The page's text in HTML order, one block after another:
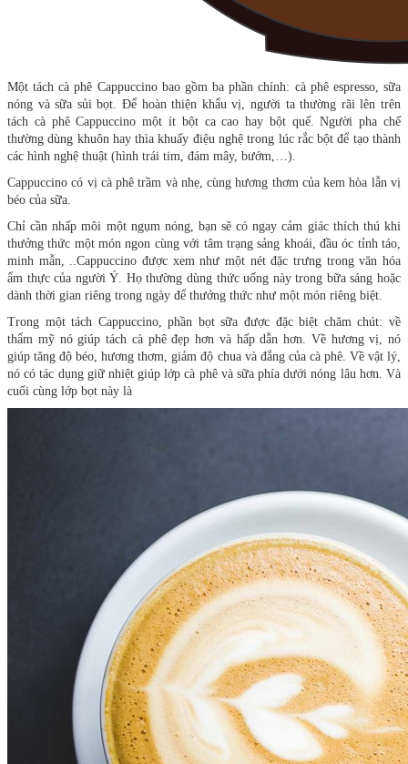
Một tách cà phê Cappuccino bao gồm ba phần chính: cà phê espresso, sữa
nóng và sữa sủi bọt. Để hoàn thiện khẩu vị, người ta thường rãi lên trên
tách cà phê Cappuccino một ít bột ca cao hay bột quế. Người pha chế
thường dùng khuôn hay thìa khuấy điệu nghệ trong lúc rắc bột để tạo thành
các hình nghệ thuật (hình trái tim, đám mây, bướm,…).
Cappuccino có vị cà phê trầm và nhẹ, cùng hương thơm của kem hòa lẫn vị
béo của sữa.
Chỉ cần nhấp môi một ngụm nóng, bạn sẽ có ngay cảm giác thích thú khi
thưởng thức một món ngon cùng với tâm trạng sảng khoái, đầu óc tỉnh táo,
minh mẫn, ..Cappuccino được xem như một nét đặc trưng trong văn hóa
ẩm thực của người Ý. Họ thường dùng thức uống này trong bữa sáng hoặc
dành thời gian riêng trong ngày để thưởng thức như một món riêng biệt.
Trong một tách Cappuccino, phần bọt sữa được đặc biệt chăm chút: về
thẩm mỹ nó giúp tách cà phê đẹp hơn và hấp dẫn hơn. Về hương vị, nó
giúp tăng độ béo, hương thơm, giảm độ chua và đắng của cà phê. Về vật lý,
nó có tác dụng giữ nhiệt giúp lớp cà phê và sữa phía dưới nóng lâu hơn. Và
cuối cùng lớp bọt này là